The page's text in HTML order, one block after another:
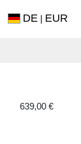
DE | EUR
639,00 €